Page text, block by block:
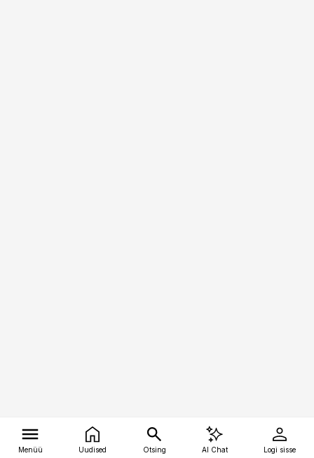
Menüü Uudised Otsing AI Chat Logi sisse